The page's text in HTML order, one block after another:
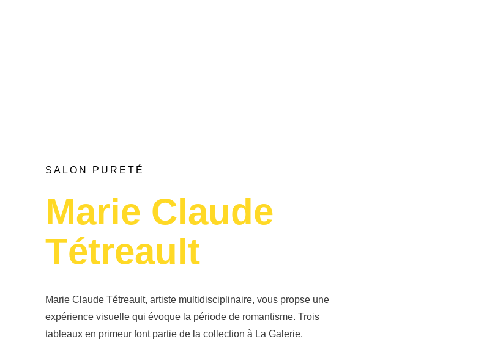
SALON PURETÉ
Marie Claude
Tétreault
Marie Claude Tétreault, artiste multidisciplinaire, vous propse une
expérience visuelle qui évoque la période de romantisme. Trois
tableaux en primeur font partie de la collection à La Galerie.